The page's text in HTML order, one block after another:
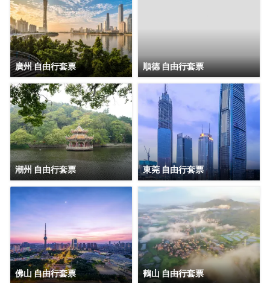
廣州 自由行套票 順德 自由行套票
潮州 自由行套票 東莞 自由行套票
佛山 自由行套票 鶴山 自由行套票